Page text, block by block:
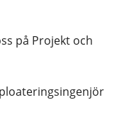
på Projekt och